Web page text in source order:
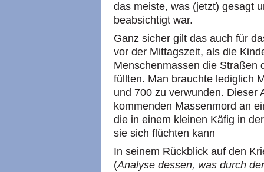
das meiste, was (jetzt) gesagt
beabsichtigt war.
Ganz sicher gilt das auch für
vor der Mittagszeit, als die
Menschenmassen die Straßen
füllten. Man brauchte lediglich
und 700 zu verwunden. Dieser
kommenden Massenmord an
die in einem kleinen Käfig in
sie sich flüchten kann
In seinem Rückblick auf den
(Analyse dessen, was durch